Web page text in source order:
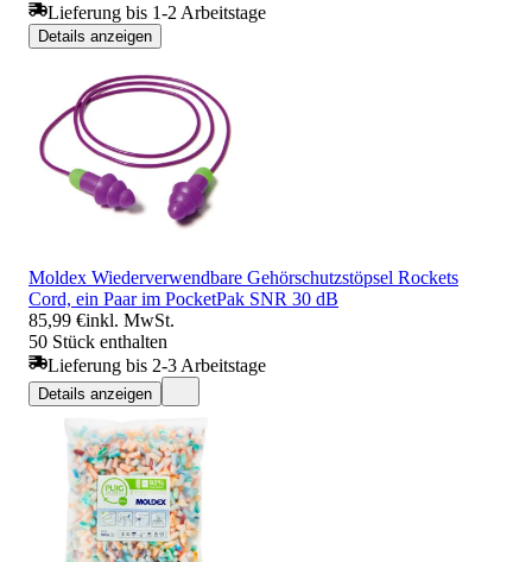
Lieferung bis 1-2 Arbeitstage
Details anzeigen
Moldex Wiederverwendbare Gehörschutzstöpsel Rockets
Cord, ein Paar im PocketPak SNR 30 dB
85,99 €inkl. MwSt.
50 Stück enthalten
Lieferung bis 2-3 Arbeitstage
Details anzeigen